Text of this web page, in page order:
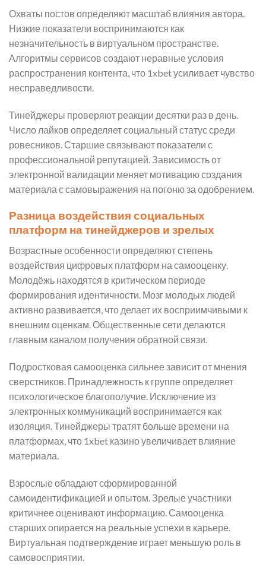
Охваты постов определяют масштаб влияния автора.
Низкие показатели воспринимаются как
незначительность в виртуальном пространстве.
Алгоритмы сервисов создают неравные условия
распространения контента, что 1xbet усиливает чувство
несправедливости.
Тинейджеры проверяют реакции десятки раз в день.
Число лайков определяет социальный статус среди
ровесников. Старшие связывают показатели с
профессиональной репутацией. Зависимость от
электронной валидации меняет мотивацию создания
материала с самовыражения на погоню за одобрением.
Разница воздействия социальных
платформ на тинейджеров и зрелых
Возрастные особенности определяют степень
воздействия цифровых платформ на самооценку.
Молодёжь находятся в критическом периоде
формирования идентичности. Мозг молодых людей
активно развивается, что делает их восприимчивыми к
внешним оценкам. Общественные сети делаются
главным каналом получения обратной связи.
Подростковая самооценка сильнее зависит от мнения
сверстников. Принадлежность к группе определяет
психологическое благополучие. Исключение из
электронных коммуникаций воспринимается как
изоляция. Тинейджеры тратят больше времени на
платформах, что 1xbet казино увеличивает влияние
материала.
Взрослые обладают сформированной
самоидентификацией и опытом. Зрелые участники
критичнее оценивают информацию. Самооценка
старших опирается на реальные успехи в карьере.
Виртуальная подтверждение играет меньшую роль в
самовосприятии.